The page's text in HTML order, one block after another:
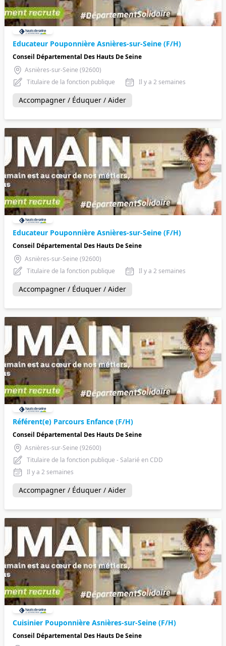
Educateur Pouponnière Asnières-sur-Seine (F/H)
Conseil Départemental Des Hauts De Seine
Asnières-sur-Seine (92600)
Titulaire de la fonction publique
Il y a 2 semaines
Accompagner / Éduquer / Aider
Educateur Pouponnière Asnières-sur-Seine (F/H)
Conseil Départemental Des Hauts De Seine
Asnières-sur-Seine (92600)
Titulaire de la fonction publique
Il y a 2 semaines
Accompagner / Éduquer / Aider
Référent(e) Parcours Enfance (F/H)
Conseil Départemental Des Hauts De Seine
Asnières-sur-Seine (92600)
Titulaire de la fonction publique - Salarié en CDD
Il y a 2 semaines
Accompagner / Éduquer / Aider
Cuisinier Pouponnière Asnières-sur-Seine (F/H)
Conseil Départemental Des Hauts De Seine